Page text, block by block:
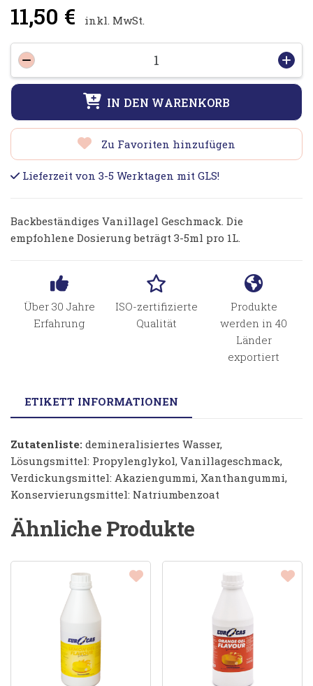
11,50 € inkl. MwSt.
-
Thermostabiler
Aroma-
1kg
Menge
+
IN DEN WARENKORB
Zu Favoriten hinzufügen
Lieferzeit von 3-5 Werktagen mit GLS!
Backbeständiges Vanillagel Geschmack. Die
empfohlene Dosierung beträgt 3-5ml pro 1L.
Über 30 Jahre
Erfahrung
ISO-zertifizierte
Qualität
Produkte
werden in 40
Länder
exportiert
ETIKETT INFORMATIONEN
Zutatenliste: demineralisiertes Wasser,
Lösungsmittel: Propylenglykol, Vanillageschmack,
Verdickungsmittel: Akaziengummi, Xanthangummi,
Konservierungsmittel: Natriumbenzoat
Ähnliche Produkte